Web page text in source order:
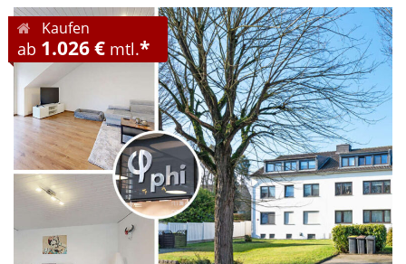
Kaufen
ab 1.026 € mtl.*